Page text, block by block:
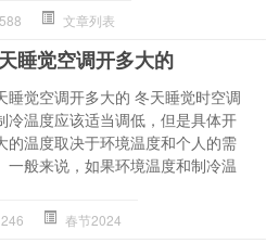
588 文章列表
睡觉空调开多大的
睡觉空调开多大的 冬天睡觉时空调
冷温度应该适当调低，但是具体开
的温度取决于环境温度和个人的需
一般来说，如果环境温度和制冷温
246 春节2024